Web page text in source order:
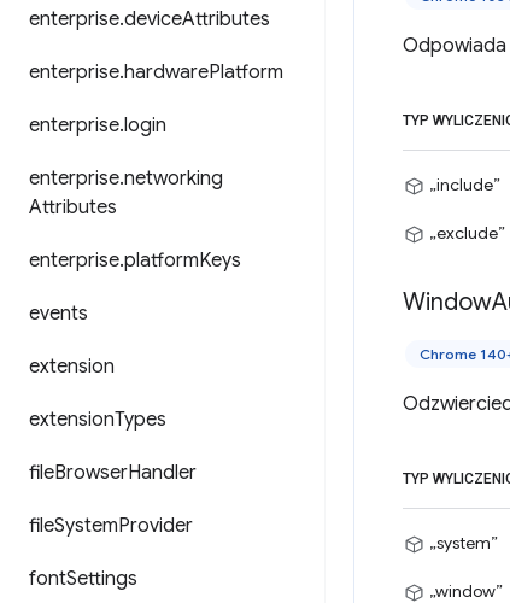
enterprise.deviceAttributes
enterprise.hardwarePlatform
enterprise.login
enterprise.networking
Attributes
enterprise.platformKeys
events
extension
extensionTypes
fileBrowserHandler
fileSystemProvider
fontSettings
TYP
„include”
„exclude”
Window
Chrome
TYP
„system”
„window”